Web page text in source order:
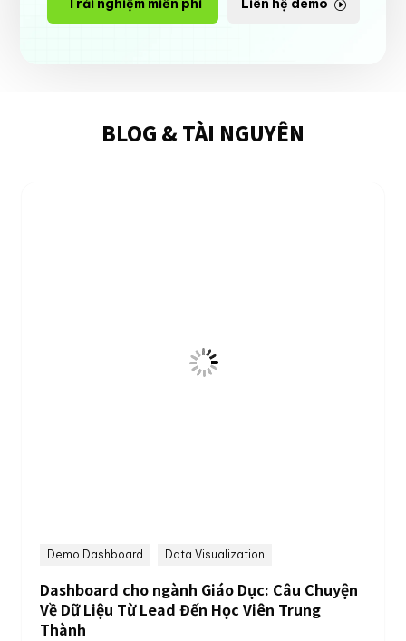
Trải nghiệm miễn phí Liên hệ demo
BLOG & TÀI NGUYÊN
Demo Dashboard Data Visualization
Dashboard cho ngành Giáo Dục: Câu Chuyện
Về Dữ Liệu Từ Lead Đến Học Viên Trung
Thành